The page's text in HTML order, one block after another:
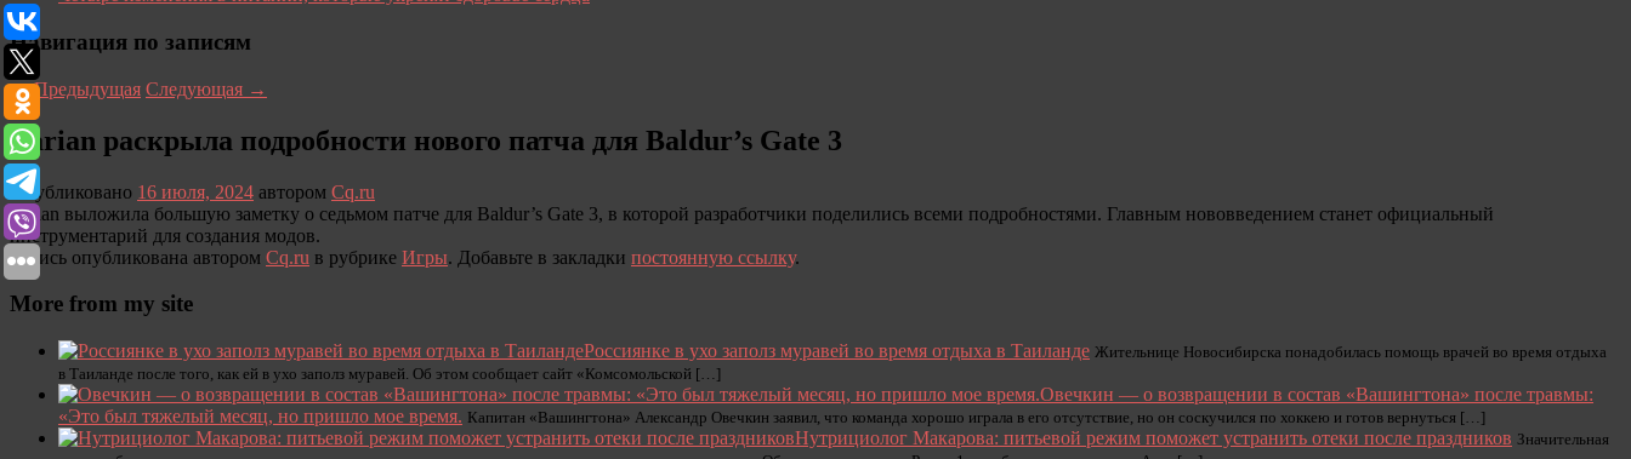
Навигация по записям
←Предыдущая Следующая →
Larian раскрыла подробности нового патча для Baldur’s Gate 3
Опубликовано 16 июля, 2024 автором Cq.ru
Larian выложила большую заметку о седьмом патче для Baldur’s Gate 3, в которой разработчики поделились всеми подробностями. Главным нововведением станет официальный
инструментарий для создания модов.
Запись опубликована автором Cq.ru в рубрике Игры. Добавьте в закладки постоянную ссылку.
More from my site
Россиянке в ухо заполз муравей во время отдыха в Таиланде Жительнице Новосибирска понадобилась помощь врачей во время отдыха
в Таиланде после того, как ей в ухо заполз муравей. Об этом сообщает сайт «Комсомольской […]
Овечкин — о возвращении в состав «Вашингтона» после травмы:
«Это был тяжелый месяц, но пришло мое время. Капитан «Вашингтона» Александр Овечкин заявил, что команда хорошо играла в его отсутствие, но он соскучился по хоккею и готов вернуться […]
Нутрициолог Макарова: питьевой режим поможет устранить отеки после праздников Значительная